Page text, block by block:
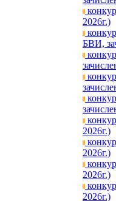
2026г.)
БВИ,
2026г.)
2026г.)
2026г.)
2026г.)